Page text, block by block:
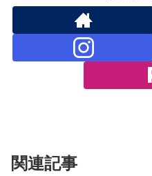
関連記事